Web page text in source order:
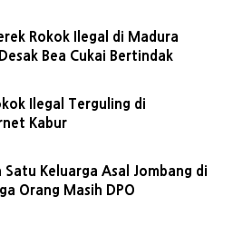
Rokok Ilegal di Madura
Bea Cukai Bertindak
Ilegal Terguling di
Kabur
Satu Keluarga Asal Jombang di
Orang Masih DPO